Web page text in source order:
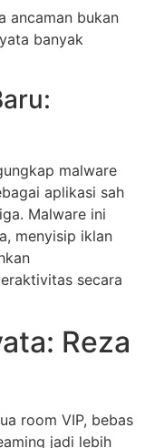
ancaman bukan
banyak
malware
aplikasi sah
Malware ini
menyisip iklan
secara
Reza
room VIP, bebas
jadi lebih